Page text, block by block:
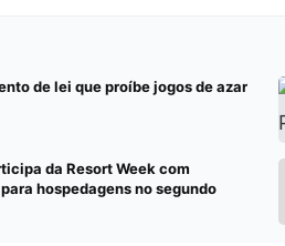
de lei que proíbe jogos de azar
da Resort Week com
hospedagens no segundo